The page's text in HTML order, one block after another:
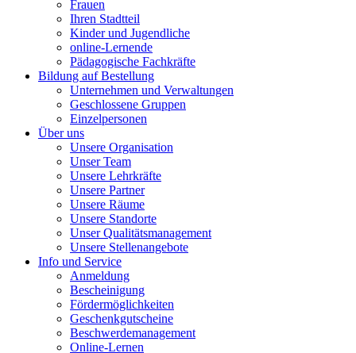
Frauen
Ihren Stadtteil
Kinder und Jugendliche
online-Lernende
Pädagogische Fachkräfte
Bildung auf Bestellung
Unternehmen und Verwaltungen
Geschlossene Gruppen
Einzelpersonen
Über uns
Unsere Organisation
Unser Team
Unsere Lehrkräfte
Unsere Partner
Unsere Räume
Unsere Standorte
Unser Qualitätsmanagement
Unsere Stellenangebote
Info und Service
Anmeldung
Bescheinigung
Fördermöglichkeiten
Geschenkgutscheine
Beschwerdemanagement
Online-Lernen